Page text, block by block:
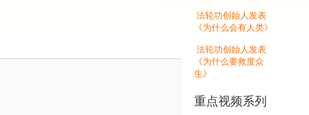
法轮功创始人发表
《为什么会有人类》
法轮功创始人发表
《为什么要救度众
生》
重点视频系列